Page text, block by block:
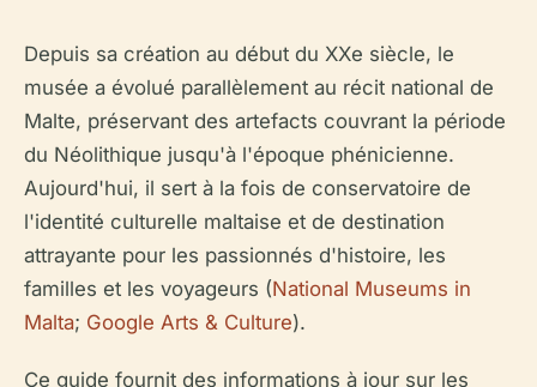
Depuis sa création au début du XXe siècle, le
musée a évolué parallèlement au récit national de
Malte, préservant des artefacts couvrant la période
du Néolithique jusqu'à l'époque phénicienne.
Aujourd'hui, il sert à la fois de conservatoire de
l'identité culturelle maltaise et de destination
attrayante pour les passionnés d'histoire, les
familles et les voyageurs (National Museums in
Malta; Google Arts & Culture).
Ce guide fournit des informations à jour sur les